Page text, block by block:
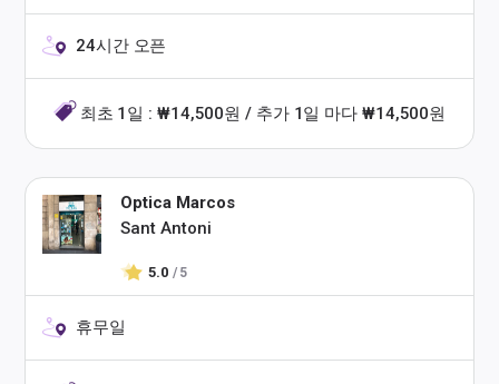
24시간 오픈
최초 1일 : ₩14,500원 / 추가 1일 마다 ₩14,500원
Optica Marcos
Sant Antoni
5.0 / 5
휴무일